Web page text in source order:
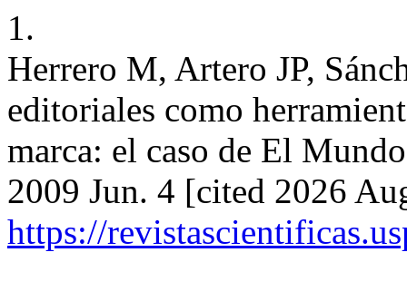
1.
Herrero M, Artero JP,
editoriales como
marca: el caso de El
2009 Jun. 4 [cited 2026
https://